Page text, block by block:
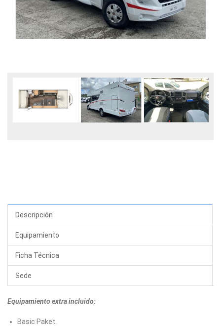
Descripción
Equipamiento
Ficha Técnica
Sede
Equipamiento extra incluido:
Basic Paket.